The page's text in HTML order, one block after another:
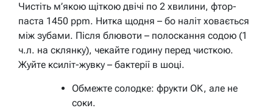
Чистіть м’якою щіткою двічі по 2 хвилини, фтор-
паста 1450 ppm. Нитка щодня – бо наліт ховається
між зубами. Після блювоти – полоскання содою (1
ч.л. на склянку), чекайте годину перед чисткою.
Жуйте ксиліт-жувку – бактерії в шоці.
Обмежте солодке: фрукти OK, але не
соки.